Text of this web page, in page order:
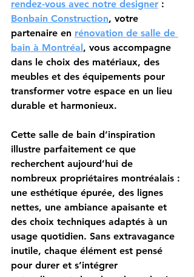
rendez-vous avec notre designer :
Bonbain Construction, votre
partenaire en rénovation de salle de
bain à Montréal, vous accompagne
dans le choix des matériaux, des
meubles et des équipements pour
transformer votre espace en un lieu
durable et harmonieux.
Cette salle de bain d’inspiration
illustre parfaitement ce que
recherchent aujourd’hui de
nombreux propriétaires montréalais :
une esthétique épurée, des lignes
nettes, une ambiance apaisante et
des choix techniques adaptés à un
usage quotidien. Sans extravagance
inutile, chaque élément est pensé
pour durer et s’intégrer